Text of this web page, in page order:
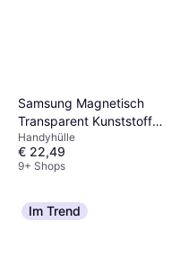
Samsung Magnetisch
Transparent Kunststoff
Galaxy S26 Ultra
Handyhülle
€ 22,49
9+ Shops
Im Trend